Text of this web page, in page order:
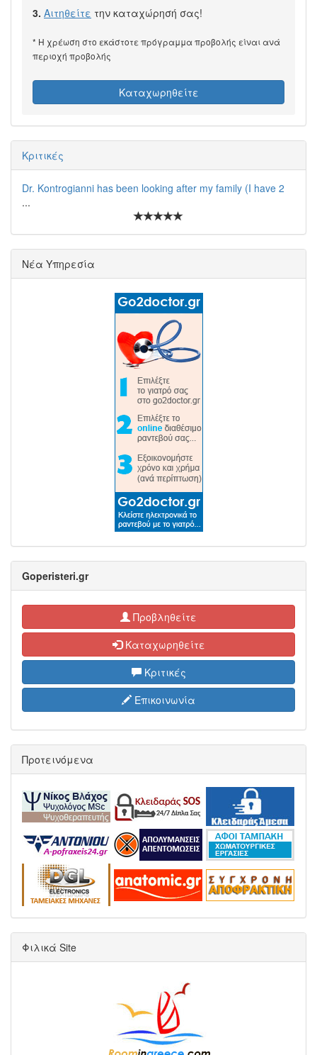
3. Αιτηθείτε την καταχώρησή σας!
* Η χρέωση στο εκάστοτε πρόγραμμα προβολής είναι ανά
περιοχή προβολής
Καταχωρηθείτε
Κριτικές
Dr. Kontrogianni has been looking after my family (I have 2
...
Νέα Υπηρεσία
Goperisteri.gr
Προβληθείτε
Καταχωρηθείτε
Κριτικές
Επικοινωνία
Προτεινόμενα
Φιλικά Site